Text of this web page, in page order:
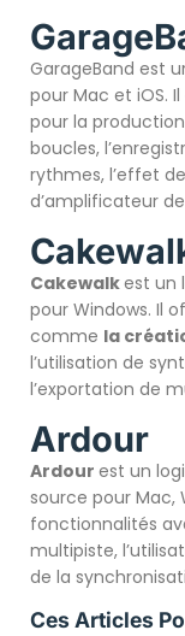
GarageBand est
pour Mac et iOS.
pour la
boucles,
rythmes, l’effet
d’amplificateur
Cakewalkest un
pour Windows. Il
comme la
l’utilisation de
l’exportation de
Ardour
Ardour est un
source pour Mac,
fonctionnalités
multipiste,
de la
Ces Articles